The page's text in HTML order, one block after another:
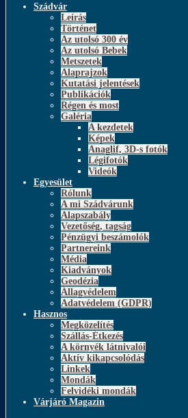
Szádvár
Leírás
Történet
Az utolsó 300 év
Az utolsó Bebek
Metszetek
Alaprajzok
Kutatási jelentések
Publikációk
Régen és most
Galéria
A kezdetek
Képek
Anaglif, 3D-s fotók
Légifotók
Videók
Egyesület
Rólunk
A mi Szádvárunk
Alapszabály
Vezetőség, tagság
Pénzügyi beszámolók
Partnereink
Média
Kiadványok
Geodézia
Állagvédelem
Adatvédelem (GDPR)
Hasznos
Megközelítés
Szállás-Étkezés
A környék látnivalói
Aktív kikapcsolódás
Linkek
Mondák
Felvidéki mondák
Várjáró Magazin